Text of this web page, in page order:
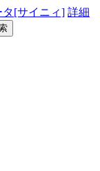
タ[サイニィ] 詳細